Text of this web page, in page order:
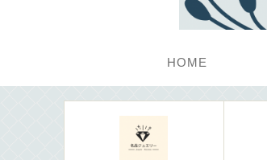
HOME